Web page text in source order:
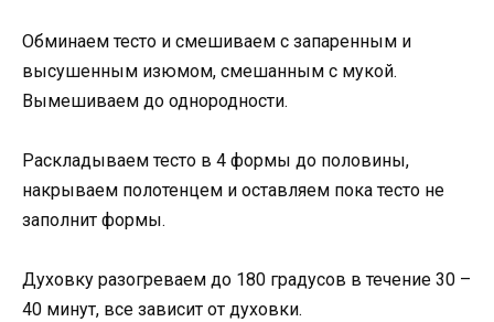
Обминаем тесто и смешиваем с запаренным и
высушенным изюмом, смешанным с мукой.
Вымешиваем до однородности.
Раскладываем тесто в 4 формы до половины,
накрываем полотенцем и оставляем пока тесто не
заполнит формы.
Духовку разогреваем до 180 градусов в течение 30 –
40 минут, все зависит от духовки.